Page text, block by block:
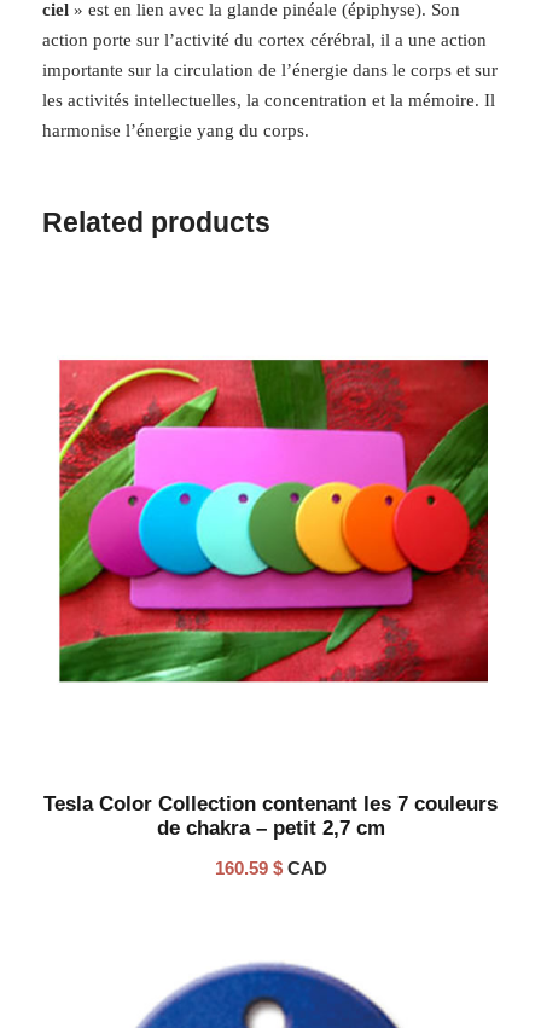
ciel » est en lien avec la glande pinéale (épiphyse). Son
action porte sur l’activité du cortex cérébral, il a une action
importante sur la circulation de l’énergie dans le corps et sur
les activités intellectuelles, la concentration et la mémoire. Il
harmonise l’énergie yang du corps.
Related products
Tesla Color Collection contenant les 7 couleurs
de chakra – petit 2,7 cm
160.59 $CAD